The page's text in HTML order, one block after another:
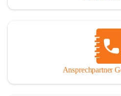
Ansprechpartner